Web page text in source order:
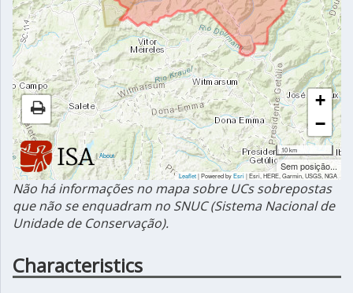
|About
+
−
10 km
Sem posição...
Leaflet| Powered byEsri|Esri, HERE, Garmin, USGS, NGA
Não há informações no mapa sobre UCs sobrepostas
que não se enquadram no SNUC (Sistema Nacional de
Unidade de Conservação).
Characteristics